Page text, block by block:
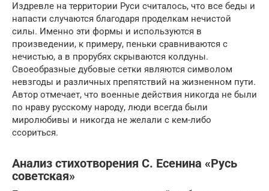
Издревле на территории Руси считалось, что все беды и
напасти случаются благодаря проделкам нечистой
силы. Именно эти формы и используются в
произведении, к примеру, пеньки сравниваются с
нечистью, а в прорубях скрываются колдуны.
Своеобразные дубовые сетки являются символом
невзгоды и различных препятствий на жизненном пути.
Автор отмечает, что военные действия никогда не были
по нраву русскому народу, люди всегда были
миролюбивы и никогда не желали с кем-либо
ссориться.
Анализ стихотворения С. Есенина «Русь
советская»